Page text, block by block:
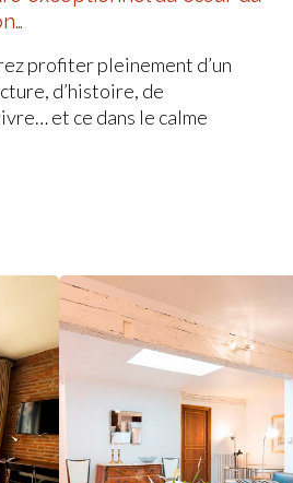
Le Grand
Croix Baragnon